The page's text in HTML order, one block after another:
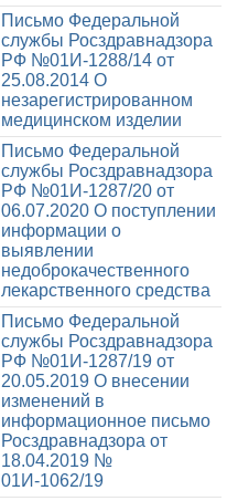
Письмо Федеральной
службы Росздравнадзора
РФ №01И-1288/14 от
25.08.2014 О
незарегистрированном
медицинском изделии
Письмо Федеральной
службы Росздравнадзора
РФ №01И-1287/20 от
06.07.2020 О поступлении
информации о
выявлении
недоброкачественного
лекарственного средства
Письмо Федеральной
службы Росздравнадзора
РФ №01И-1287/19 от
20.05.2019 О внесении
изменений в
информационное письмо
Росздравнадзора от
18.04.2019 №
01И-1062/19